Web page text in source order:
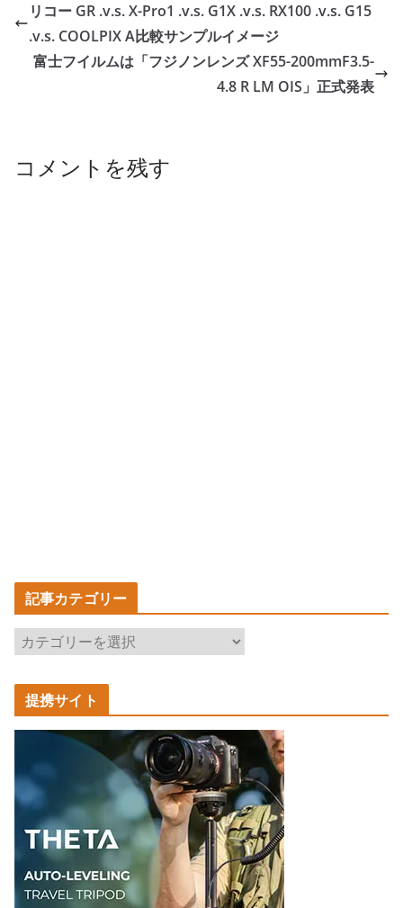
リコー GR .v.s. X-Pro1 .v.s. G1X .v.s. RX100 .v.s. G15
.v.s. COOLPIX A比較サンプルイメージ
富士フイルムは「フジノンレンズ XF55-200mmF3.5-
4.8 R LM OIS」正式発表
コメントを残す
記事カテゴリー
記
事
カ
テ
ゴ
ー
提携サイト